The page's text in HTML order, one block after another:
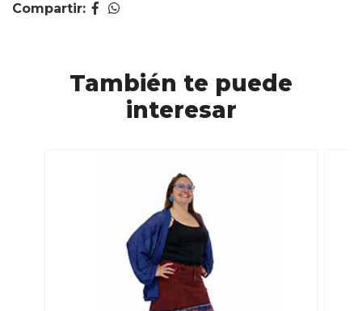
Compartir:
También te puede
interesar